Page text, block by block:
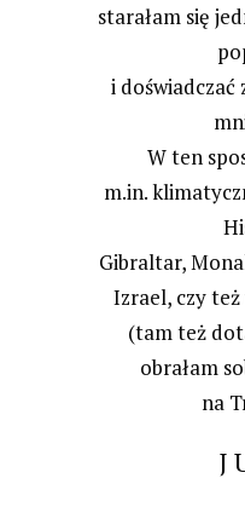
starałam się
i doświadczać
W ten
m.in.
Gibraltar,
Izrael, czy
(tam też
obrałam
na
J